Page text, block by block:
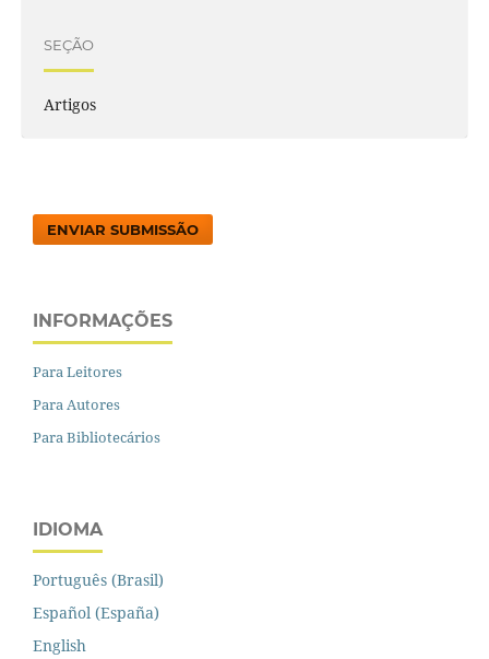
SEÇÃO
Artigos
ENVIAR SUBMISSÃO
INFORMAÇÕES
Para Leitores
Para Autores
Para Bibliotecários
IDIOMA
Português (Brasil)
Español (España)
English